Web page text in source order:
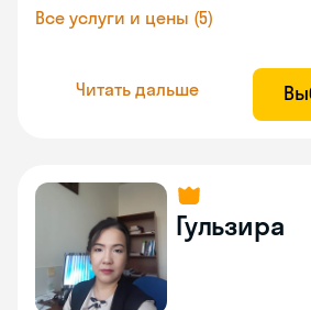
Все услуги и цены (5)
Читать дальше
Гульзира